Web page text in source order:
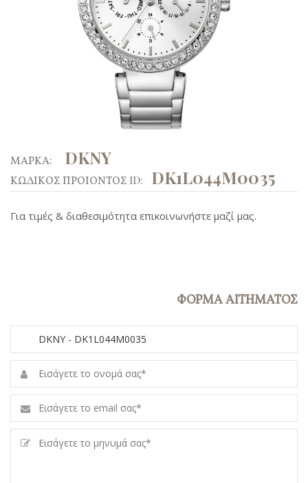
ΜΑΡΚΑ: DKNY
ΚΩΔΙΚΟΣ ΠΡΟΙΟΝΤΟΣ ID: DK1L044M0035
Για τιμές & διαθεσιμότητα επικοινωνήστε μαζί μας.
ΦΟΡΜΑ ΑΙΤΗΜΑΤΟΣ